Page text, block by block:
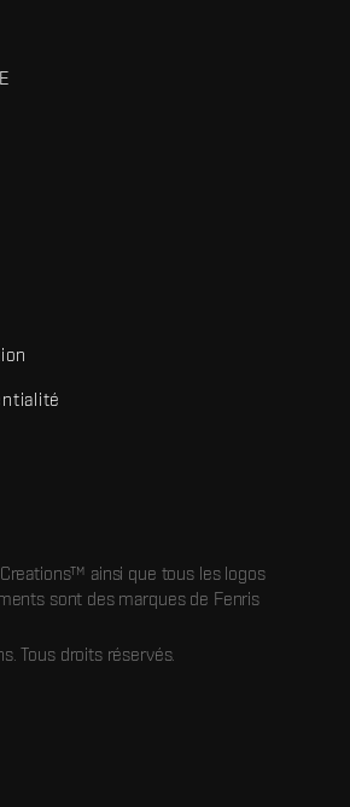
ainsi que tous les logos
sont des marques de Fenris
Tous droits réservés.